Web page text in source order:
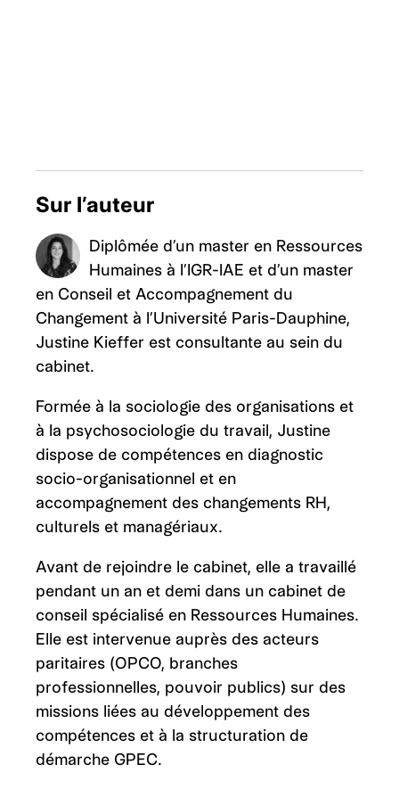
Sur l’auteur
Diplômée d’un master en Ressources
Humaines à l’IGR-IAE et d’un master
en Conseil et Accompagnement du
Changement à l’Université Paris-Dauphine,
Justine Kieffer est consultante au sein du
cabinet.
Formée à la sociologie des organisations et
à la psychosociologie du travail, Justine
dispose de compétences en diagnostic
socio-organisationnel et en
accompagnement des changements RH,
culturels et managériaux.
Avant de rejoindre le cabinet, elle a travaillé
pendant un an et demi dans un cabinet de
conseil spécialisé en Ressources Humaines.
Elle est intervenue auprès des acteurs
paritaires (OPCO, branches
professionnelles, pouvoir publics) sur des
missions liées au développement des
compétences et à la structuration de
démarche GPEC.